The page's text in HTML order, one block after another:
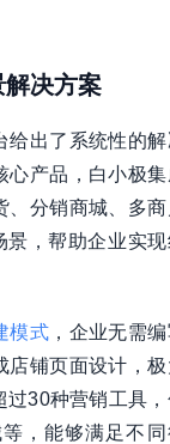
解决方案
给出了系统性的
心产品，白小极
、分销商城、多商
景，帮助企业实
模式 ，企业无需
店铺页面设计，极
过30种营销工具
，能够满足不同